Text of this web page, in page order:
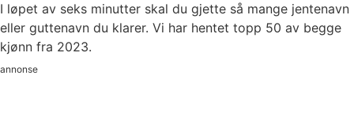
I løpet av seks minutter skal du gjette så mange jentenavn
eller guttenavn du klarer. Vi har hentet topp 50 av begge
kjønn fra 2023.
annonse